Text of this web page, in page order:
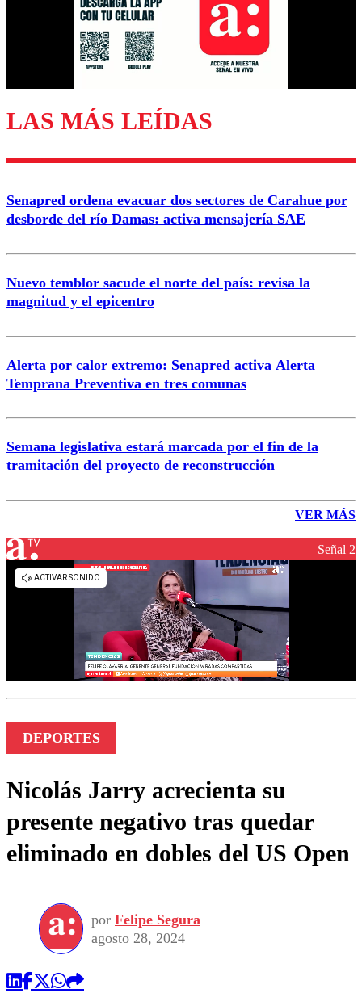
Enviar comentario
LAS MÁS LEÍDAS
Senapred ordena evacuar dos sectores de Carahue por
desborde del río Damas: activa mensajería SAE
Nuevo temblor sacude el norte del país: revisa la
magnitud y el epicentro
Alerta por calor extremo: Senapred activa Alerta
Temprana Preventiva en tres comunas
Semana legislativa estará marcada por el fin de la
tramitación del proyecto de reconstrucción
VER MÁS
Señal 2
DEPORTES
Nicolás Jarry acrecienta su
presente negativo tras quedar
eliminado en dobles del US Open
por Felipe Segura
agosto 28, 2024